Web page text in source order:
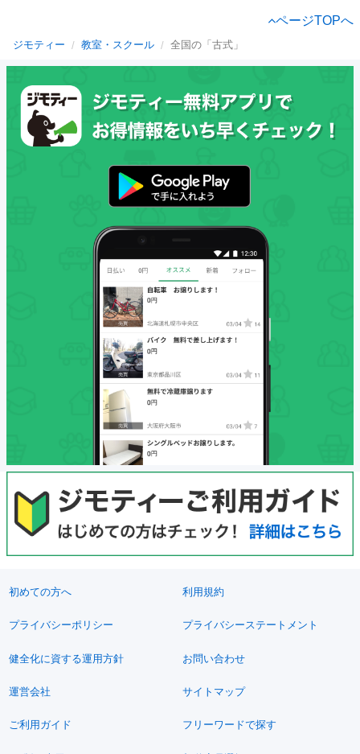
ページTOPへ
ジモティー 教室・スクール 全国の「古式」
初めての方へ 利用規約
プライバシーポリシー プライバシーステートメント
健全化に資する運用方針 お問い合わせ
運営会社 サイトマップ
ご利用ガイド フリーワードで探す